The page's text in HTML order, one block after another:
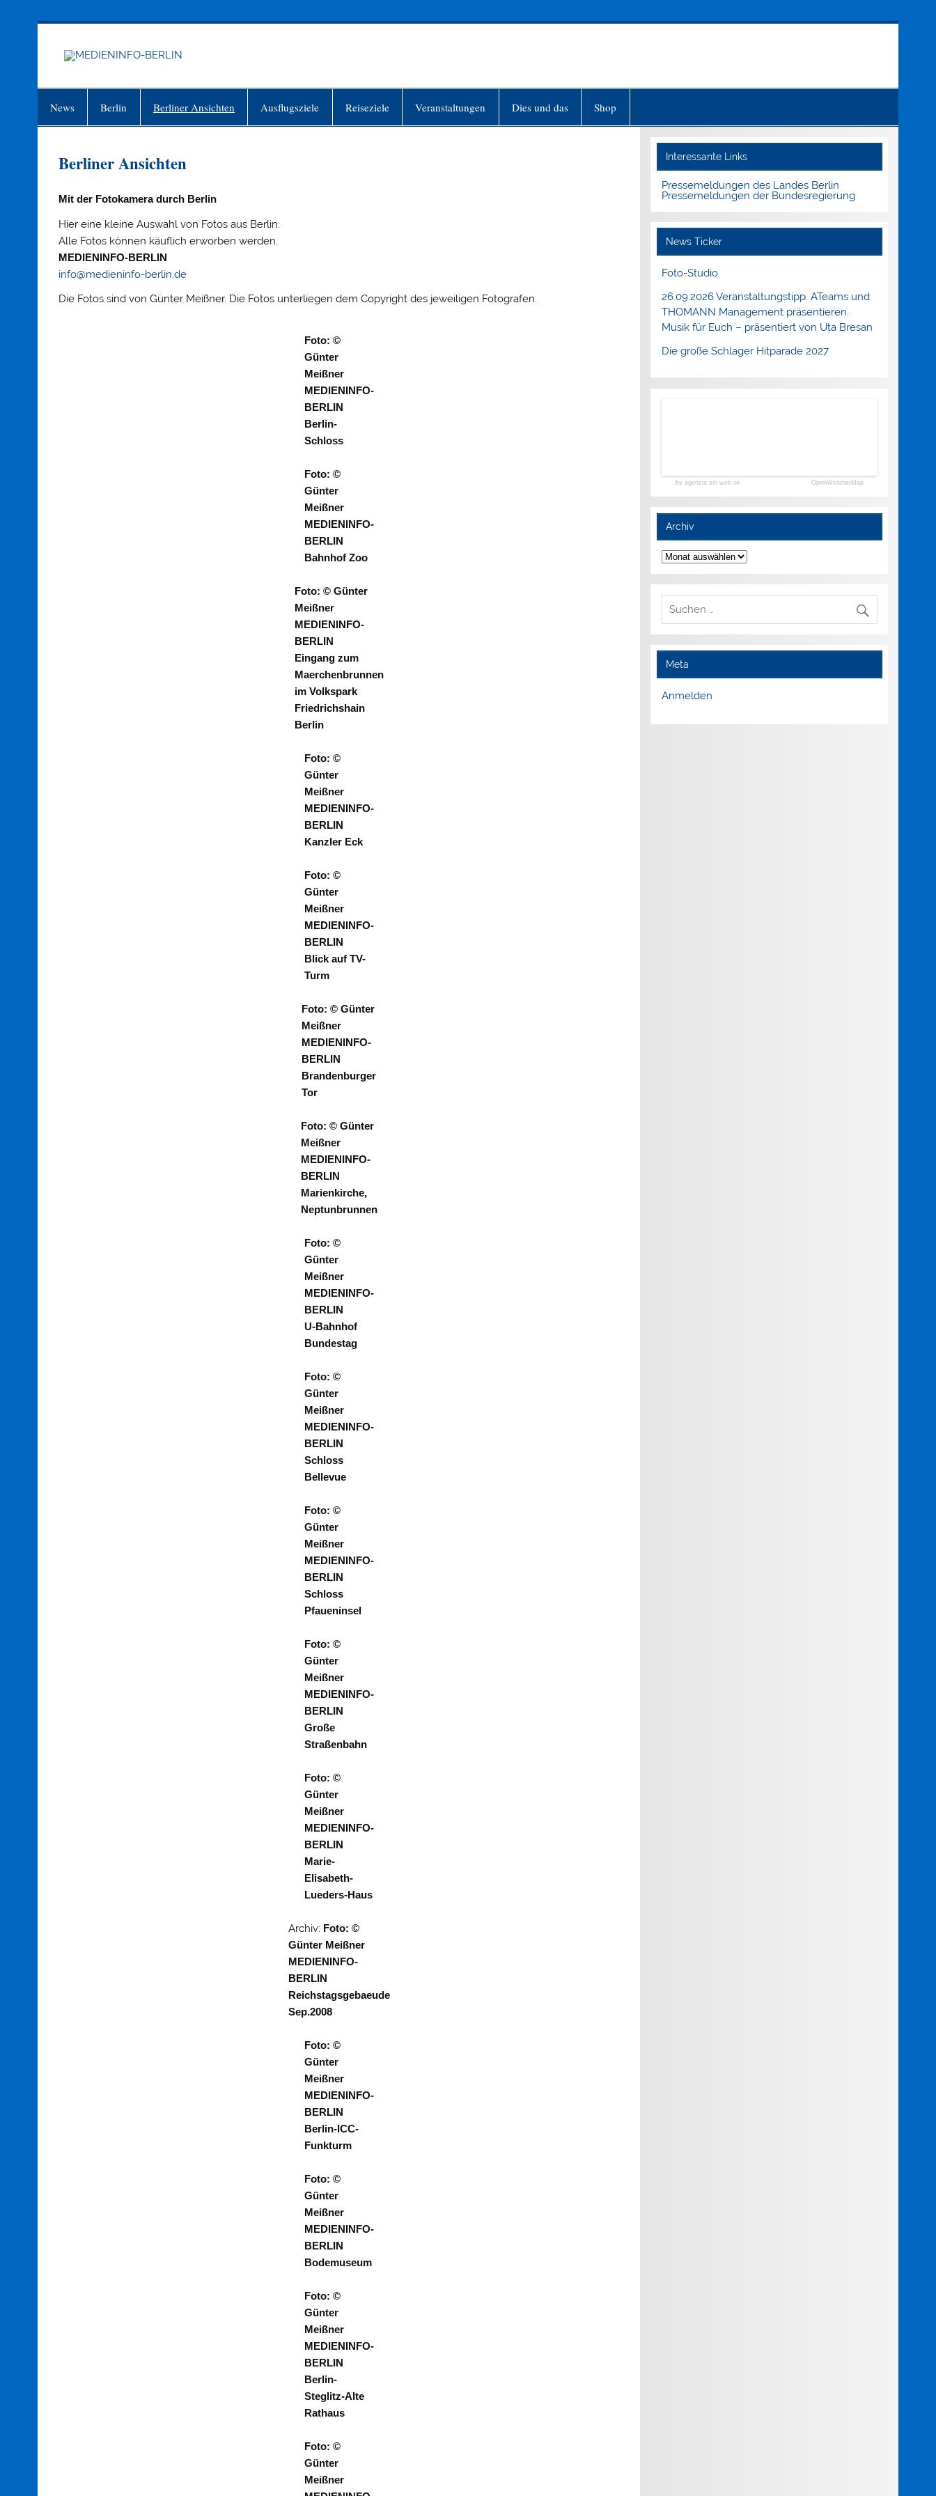
News Berlin Berliner Ansichten Ausflugsziele Reiseziele Veranstaltungen Dies und das Shop
Berliner Ansichten
Mit der Fotokamera durch Berlin
Hier eine kleine Auswahl von Fotos aus Berlin.
Alle Fotos können käuflich erworben werden.
MEDIENINFO-BERLIN
info@medieninfo-berlin.de
Die Fotos sind von Günter Meißner. Die Fotos unterliegen dem Copyright des jeweiligen Fotografen.
Foto: ©
Günter
Meißner
MEDIENINFO-
BERLIN
Berlin-
Schloss
Foto: ©
Günter
Meißner
MEDIENINFO-
BERLIN
Bahnhof Zoo
Foto: © Günter
Meißner
MEDIENINFO-
BERLIN
Eingang zum
Maerchenbrunnen
im Volkspark
Friedrichshain
Berlin
Foto: ©
Günter
Meißner
MEDIENINFO-
BERLIN
Kanzler Eck
Foto: ©
Günter
Meißner
MEDIENINFO-
BERLIN
Blick auf TV-
Turm
Foto: © Günter
Meißner
MEDIENINFO-
BERLIN
Brandenburger
Tor
Foto: © Günter
Meißner
MEDIENINFO-
BERLIN
Marienkirche,
Neptunbrunnen
Foto: ©
Günter
Meißner
MEDIENINFO-
BERLIN
U-Bahnhof
Bundestag
Foto: ©
Günter
Meißner
MEDIENINFO-
BERLIN
Schloss
Bellevue
Foto: ©
Günter
Meißner
MEDIENINFO-
BERLIN
Schloss
Pfaueninsel
Foto: ©
Günter
Meißner
MEDIENINFO-
BERLIN
Große
Straßenbahn
Foto: ©
Günter
Meißner
MEDIENINFO-
BERLIN
Marie-
Elisabeth-
Lueders-Haus
Archiv: Foto: ©
Günter Meißner
MEDIENINFO-
BERLIN
Reichstagsgebaeude
Sep.2008
Foto: ©
Günter
Meißner
MEDIENINFO-
BERLIN
Berlin-ICC-
Funkturm
Foto: ©
Günter
Meißner
MEDIENINFO-
BERLIN
Bodemuseum
Foto: ©
Günter
Meißner
MEDIENINFO-
BERLIN
Berlin-
Steglitz-Alte
Rathaus
Foto: ©
Günter
Meißner
Interessante Links
Pressemeldungen des Landes Berlin
Pressemeldungen der Bundesregierung
News Ticker
Foto-Studio
26.09.2026 Veranstaltungstipp: ATeams und
THOMANN Management präsentieren.
Musik für Euch – präsentiert von Uta Bresan
Die große Schlager Hitparade 2027
by agenzia siti web ok OpenWeatherMap
Archiv
Archiv
Meta
Anmelden